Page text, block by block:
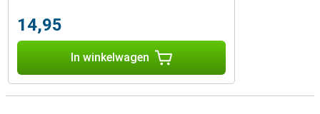
14,95
In winkelwagen